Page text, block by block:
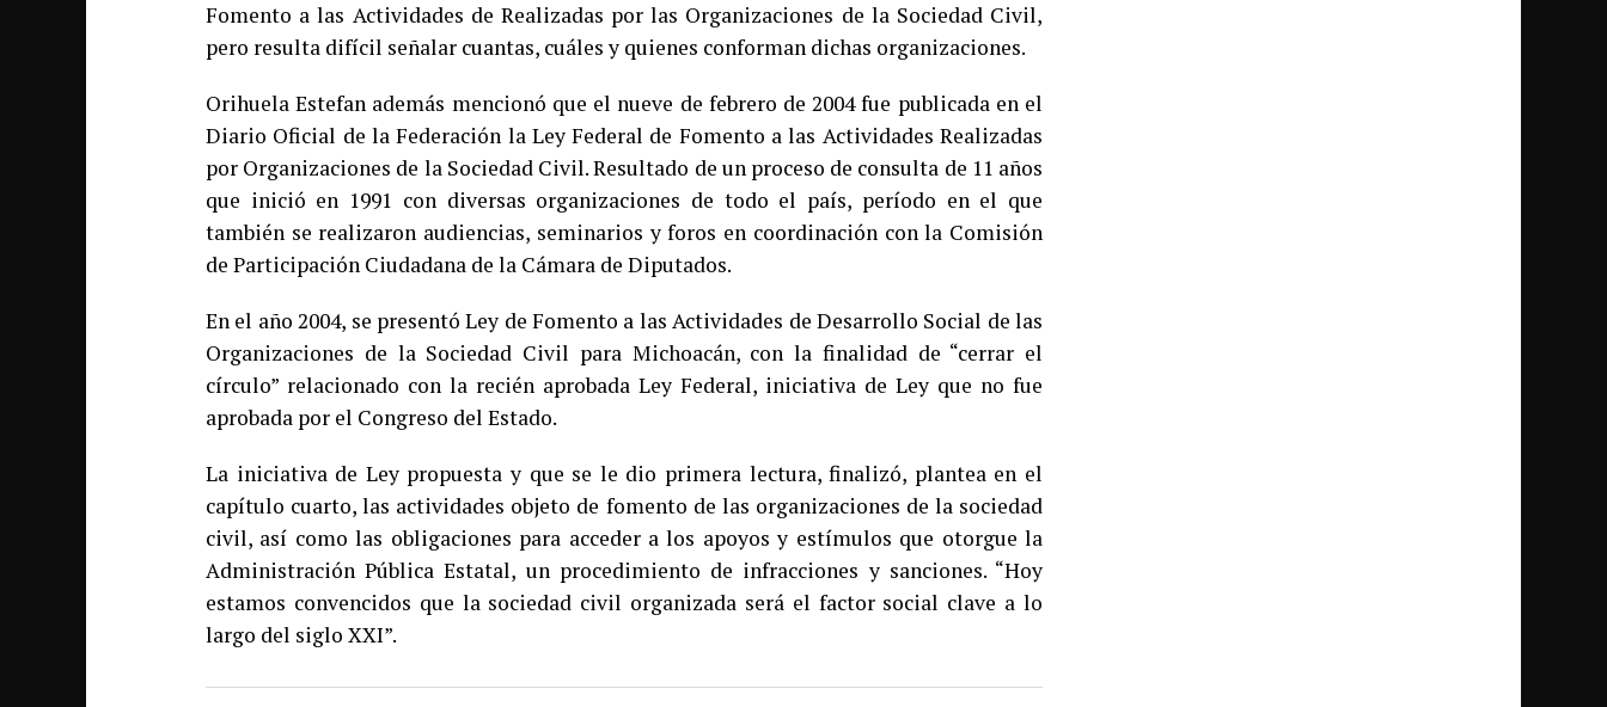
Fomento a las Actividades de Realizadas por las Organizaciones de la Sociedad Civil,
pero resulta difícil señalar cuantas, cuáles y quienes conforman dichas organizaciones.
Orihuela Estefan además mencionó que el nueve de febrero de 2004 fue publicada en el
Diario Oficial de la Federación la Ley Federal de Fomento a las Actividades Realizadas
por Organizaciones de la Sociedad Civil. Resultado de un proceso de consulta de 11 años
que inició en 1991 con diversas organizaciones de todo el país, período en el que
también se realizaron audiencias, seminarios y foros en coordinación con la Comisión
de Participación Ciudadana de la Cámara de Diputados.
En el año 2004, se presentó Ley de Fomento a las Actividades de Desarrollo Social de las
Organizaciones de la Sociedad Civil para Michoacán, con la finalidad de “cerrar el
círculo” relacionado con la recién aprobada Ley Federal, iniciativa de Ley que no fue
aprobada por el Congreso del Estado.
La iniciativa de Ley propuesta y que se le dio primera lectura, finalizó, plantea en el
capítulo cuarto, las actividades objeto de fomento de las organizaciones de la sociedad
civil, así como las obligaciones para acceder a los apoyos y estímulos que otorgue la
Administración Pública Estatal, un procedimiento de infracciones y sanciones. “Hoy
estamos convencidos que la sociedad civil organizada será el factor social clave a lo
largo del siglo XXI”.